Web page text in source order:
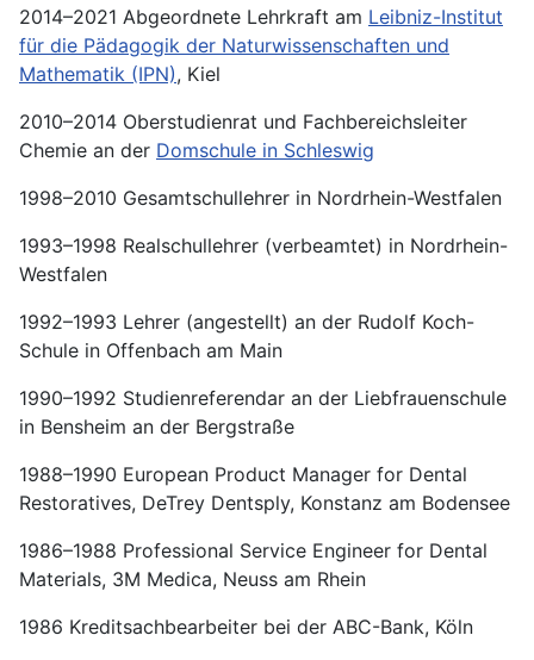
2014–2021 Abgeordnete Lehrkraft am Leibniz-Institut
für die Pädagogik der Naturwissenschaften und
Mathematik (IPN), Kiel
2010–2014 Oberstudienrat und Fachbereichsleiter
Chemie an der Domschule in Schleswig
1998–2010 Gesamtschullehrer in Nordrhein-Westfalen
1993–1998 Realschullehrer (verbeamtet) in Nordrhein-
Westfalen
1992–1993 Lehrer (angestellt) an der Rudolf Koch-
Schule in Offenbach am Main
1990–1992 Studienreferendar an der Liebfrauenschule
in Bensheim an der Bergstraße
1988–1990 European Product Manager for Dental
Restoratives, DeTrey Dentsply, Konstanz am Bodensee
1986–1988 Professional Service Engineer for Dental
Materials, 3M Medica, Neuss am Rhein
1986 Kreditsachbearbeiter bei der ABC-Bank, Köln